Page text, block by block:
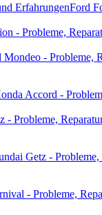
ErfahrungenFord
- Probleme,
Mondeo - Probleme,
Accord -
- Probleme,
Getz -
- Probleme,